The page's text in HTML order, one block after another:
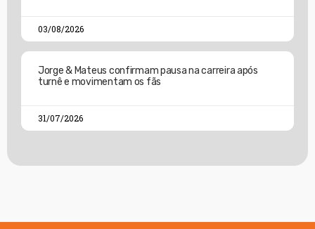
03/08/2026
Jorge & Mateus confirmam pausa na carreira após
turnê e movimentam os fãs
31/07/2026